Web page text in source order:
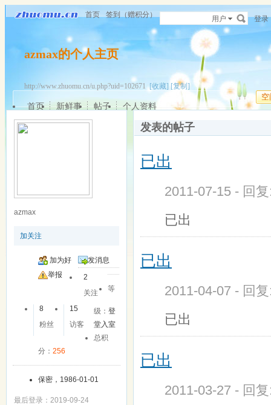
首页 签到（赠积分） 用户 登录
azmax的个人主页
http://www.zhuomu.cn/u.php?uid=102671[收藏] [复制]
空
首页 新鲜事 帖子 个人资料
azmax
加关注
加为好
友
发消息
举报
2
关注
8
粉丝
15
访客
等
级：登
堂入室
总积
分： 256
保密，1986-01-01
最后登录：2019-09-24
发表的帖子
已出
2011-07-15 - 回
已出
已出
2011-04-07 - 回
已出
已出
2011-03-27 - 回